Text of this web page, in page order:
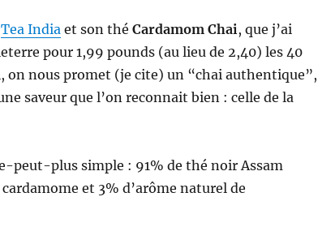
Tea India et son thé Cardamom Chai , que j’ai
pour 1,99 pounds (au lieu de 2,40) les 40
on nous promet (je cite) un “chai authentique”,
saveur que l’on reconnait bien : celle de la
peut-plus simple : 91% de thé noir Assam
et 3% d’arôme naturel de